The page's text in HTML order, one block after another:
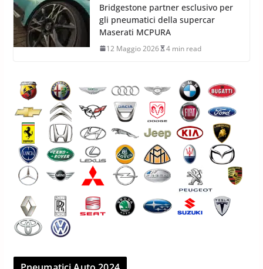
Bridgestone partner esclusivo per
gli pneumatici della supercar
Maserati MCPURA
12 Maggio 2026 4 min read